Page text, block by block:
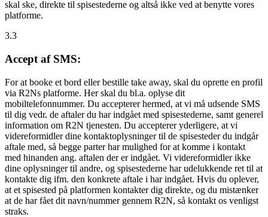
skal ske, direkte til spisestederne og altså ikke ved at benytte vores
platforme.
3.3
Accept af SMS:
For at booke et bord eller bestille take away, skal du oprette en profil
via R2Ns platforme. Her skal du bl.a. oplyse dit
mobiltelefonnummer. Du accepterer hermed, at vi må udsende SMS
til dig vedr. de aftaler du har indgået med spisestederne, samt generel
information om R2N tjenesten. Du accepterer yderligere, at vi
videreformidler dine kontaktoplysninger til de spisesteder du indgår
aftale med, så begge parter har mulighed for at komme i kontakt
med hinanden ang. aftalen der er indgået. Vi videreformidler ikke
dine oplysninger til andre, og spisestederne har udelukkende ret til at
kontakte dig ifm. den konkrete aftale i har indgået. Hvis du oplever,
at et spisested på platformen kontakter dig direkte, og du mistænker
at de har fået dit navn/nummer gennem R2N, så kontakt os venligst
straks.